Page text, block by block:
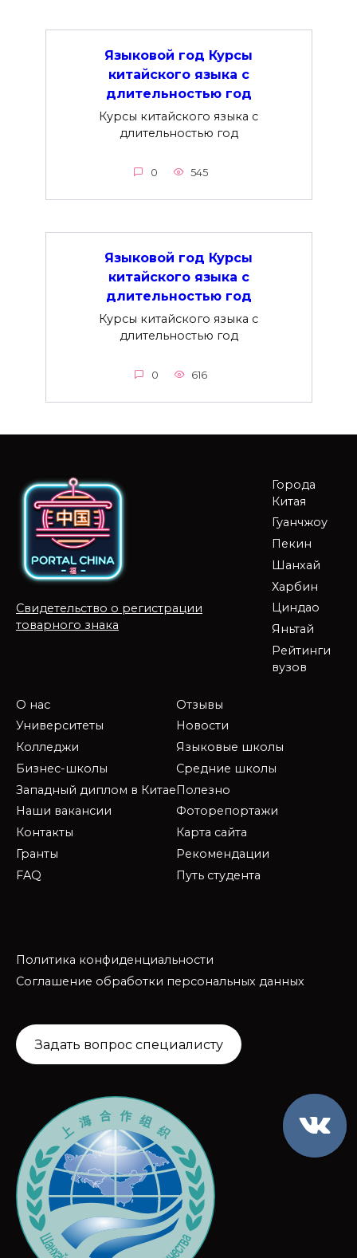
Языковой год Курсы
китайского языка с
длительностью год
Курсы китайского языка с
длительностью год
0 545
Языковой год Курсы
китайского языка с
длительностью год
Курсы китайского языка с
длительностью год
0 616
Свидетельство о регистрации
товарного знака
Города
Китая
Гуанчжоу
Пекин
Шанхай
Харбин
Циндао
Яньтай
Рейтинги
вузов
О нас
Университеты
Колледжи
Бизнес-школы
Западный диплом в Китае
Наши вакансии
Контакты
Гранты
FAQ
Отзывы
Новости
Языковые школы
Средние школы
Полезно
Фоторепортажи
Карта сайта
Рекомендации
Путь студента
Политика конфиденциальности
Соглашение обработки персональных данных
Задать вопрос специалисту